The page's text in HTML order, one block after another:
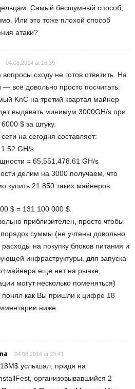
Самый бесшумный способ,
Или это тоже плохой способ
атаки?
04.08.2014 at 16:39
сходу не готов ответить. На
— всё довольно просто посчитать:
KnC на третий квартал майнер
выдавать минимум 3000GH/s при
$ за штуку.
на сегодня составляет:
GH/s
= 65,551,478.61 GH/s
делим на 3000 получаем, что
купить 21 850 таких майнеров.
$ = 131 100 000 $.
приблизителен, просто чтобы
порядок суммы (не учтены довольно
на покупку блоков питания и
инфраструктуры, для запуска
еще нет на рынке,
могут несколько поменяться)
понял как Вы пришли к цифре 18
ниже.
04.08.2014 at 23:41
услышал, придя на
организовывавшийся 2